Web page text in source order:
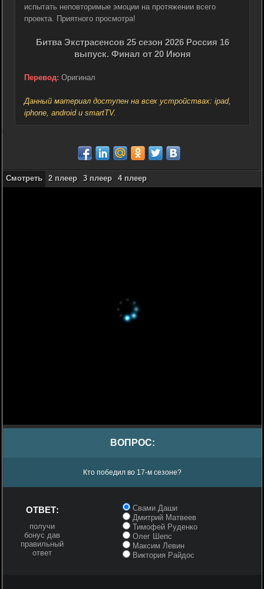
испытать неповторимые эмоции на протяжении всего
проекта. Приятного просмотра!
Битва Экстрасенсов 25 сезон 2026 Россия 16
выпуск. Финал от 20 Июня
Перевод: Оригинал
Данный материал доступен на всех устройствах: ipad,
iphone, android и smartTV.
Смотреть 2 плеер 3 плеер 4 плеер
ВОПРОС:
Кто победил во 17-м сезоне?
ОТВЕТ:
получи
бонус дав
правильный
ответ
Свами Даши
Дмитрий Матвеев
Тимофей Руденко
Олег Шепс
Максим Левин
Виктория Райдос